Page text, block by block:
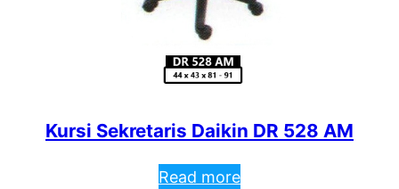
Kursi Sekretaris Daikin DR 528 AM
Read more